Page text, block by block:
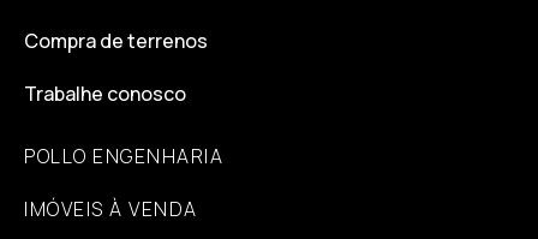
POLLO ENGENHARIA
IMÓVEIS À VENDA
Compra de terrenos
Trabalhe conosco